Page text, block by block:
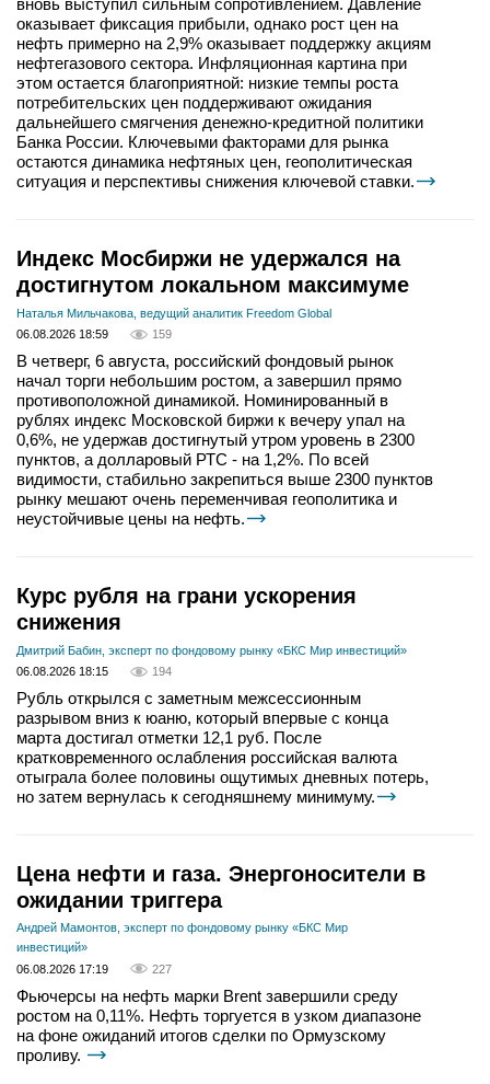
вновь выступил сильным сопротивлением. Давление
оказывает фиксация прибыли, однако рост цен на
нефть примерно на 2,9% оказывает поддержку акциям
нефтегазового сектора. Инфляционная картина при
этом остается благоприятной: низкие темпы роста
потребительских цен поддерживают ожидания
дальнейшего смягчения денежно-кредитной политики
Банка России. Ключевыми факторами для рынка
остаются динамика нефтяных цен, геополитическая
ситуация и перспективы снижения ключевой ставки.
Индекс Мосбиржи не удержался на
достигнутом локальном максимуме
Наталья Мильчакова, ведущий аналитик Freedom Global
06.08.2026 18:59
159
В четверг, 6 августа, российский фондовый рынок
начал торги небольшим ростом, а завершил прямо
противоположной динамикой. Номинированный в
рублях индекс Московской биржи к вечеру упал на
0,6%, не удержав достигнутый утром уровень в 2300
пунктов, а долларовый РТС - на 1,2%. По всей
видимости, стабильно закрепиться выше 2300 пунктов
рынку мешают очень переменчивая геополитика и
неустойчивые цены на нефть.
Курс рубля на грани ускорения
снижения
Дмитрий Бабин, эксперт по фондовому рынку «БКС Мир инвестиций»
06.08.2026 18:15
194
Рубль открылся с заметным межсессионным
разрывом вниз к юаню, который впервые с конца
марта достигал отметки 12,1 руб. После
кратковременного ослабления российская валюта
отыграла более половины ощутимых дневных потерь,
но затем вернулась к сегодняшнему минимуму.
Цена нефти и газа. Энергоносители в
ожидании триггера
Андрей Мамонтов, эксперт по фондовому рынку «БКС Мир
инвестиций»
06.08.2026 17:19
227
Фьючерсы на нефть марки Brent завершили среду
ростом на 0,11%. Нефть торгуется в узком диапазоне
на фоне ожиданий итогов сделки по Ормузскому
проливу.